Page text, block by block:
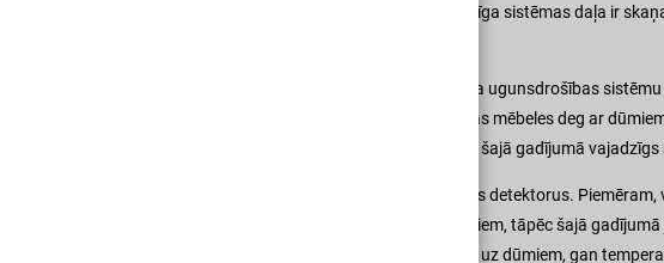
Kuri detektori labāki?!Vēl viena svarīga sistēmas daļa ir
Uvis Toms atzīst, ka pareizākā pieeja ugunsdrošības
Piemēram, plastmasa vai polsterētas mēbeles deg ar
zilu liesmu un rada karstumu, tāpēc šajā gadījumā
Mājoklī var iznākt kombinēt dažādus detektorus.
plīts vai gatavošanas radītiem tvaikiem, tāpēc šajā
kombinētie detektori, kas reaģē gan uz dūmiem, gan